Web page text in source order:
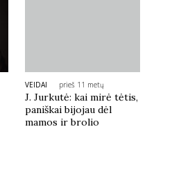
VEIDAI prieš 11 metų
J. Jurkutė: kai mirė tėtis,
paniškai bijojau dėl
mamos ir brolio